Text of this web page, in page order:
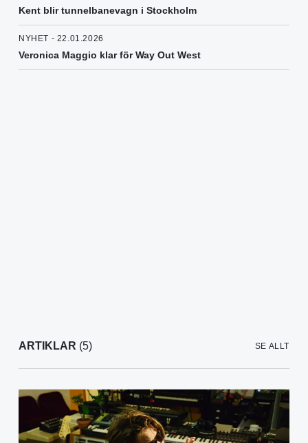
Kent blir tunnelbanevagn i Stockholm
NYHET - 22.01.2026
Veronica Maggio klar för Way Out West
ARTIKLAR (5) SE ALLT